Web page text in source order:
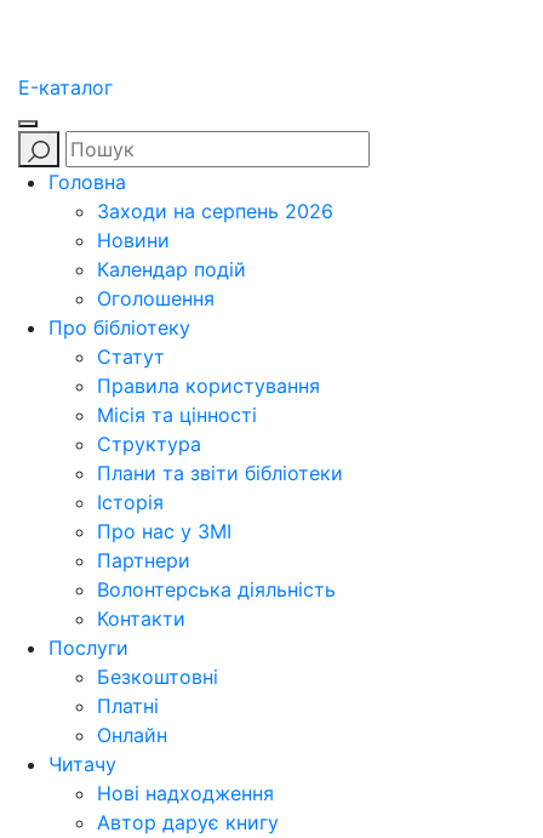
E-каталог
Головна
Заходи на серпень 2026
Новини
Календар подій
Оголошення
Про бібліотеку
Статут
Правила користування
Місія та цінності
Структура
Плани та звіти бібліотеки
Історія
Про нас у ЗМІ
Партнери
Волонтерська діяльність
Контакти
Послуги
Безкоштовні
Платні
Онлайн
Читачу
Нові надходження
Автор дарує книгу